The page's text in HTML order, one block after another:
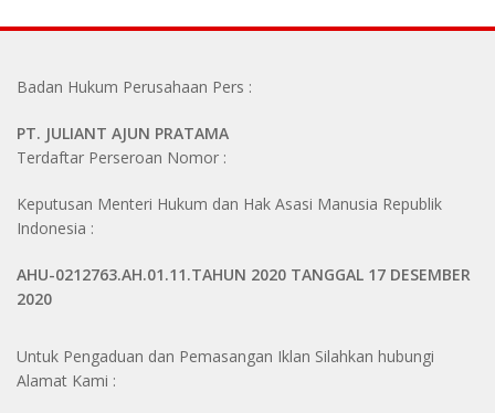
Badan Hukum Perusahaan Pers :
PT. JULIANT AJUN PRATAMA
Terdaftar Perseroan Nomor :
Keputusan Menteri Hukum dan Hak Asasi Manusia Republik
Indonesia :
AHU-0212763.AH.01.11.TAHUN 2020 TANGGAL 17 DESEMBER
2020
Untuk Pengaduan dan Pemasangan Iklan Silahkan hubungi
Alamat Kami :